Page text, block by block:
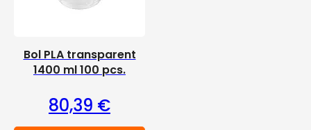
Bol PLA transparent
1400 ml 100 pcs.
80,39 €